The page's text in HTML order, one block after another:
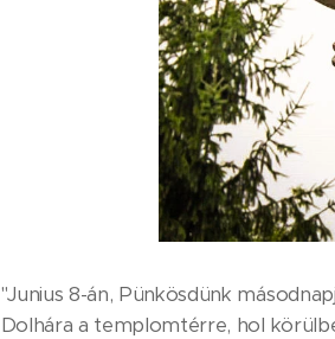
"Junius 8-án, Pünkösdünk
Dolhára a templomtérre, hol